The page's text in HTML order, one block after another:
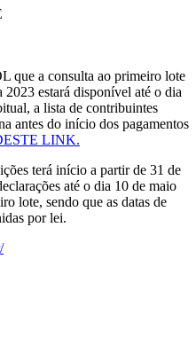
que a consulta ao primeiro lote
estará disponível até o dia
a lista de contribuintes
antes do início dos pagamentos
LINK.
terá início a partir de 31 de
até o dia 10 de maio
lote, sendo que as datas de
por lei.